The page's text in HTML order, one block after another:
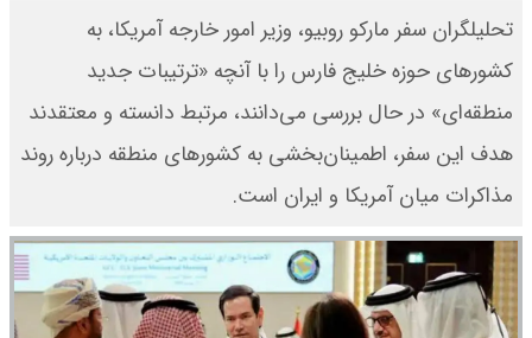
تحلیلگران سفر مارکو روبیو، وزیر امور خارجه آمریکا، به
کشورهای حوزه خلیج فارس را با آنچه «ترتیبات جدید
منطقه‌ای» در حال بررسی می‌دانند، مرتبط دانسته و معتقدند
هدف این سفر، اطمینان‌بخشی به کشورهای منطقه درباره روند
مذاکرات میان آمریکا و ایران است.